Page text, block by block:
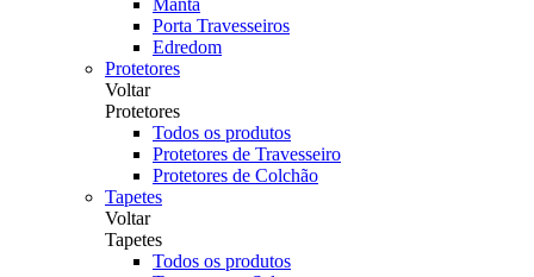
Manta
Porta Travesseiros
Edredom
Protetores
Voltar
Protetores
Todos os produtos
Protetores de Travesseiro
Protetores de Colchão
Tapetes
Voltar
Tapetes
Todos os produtos